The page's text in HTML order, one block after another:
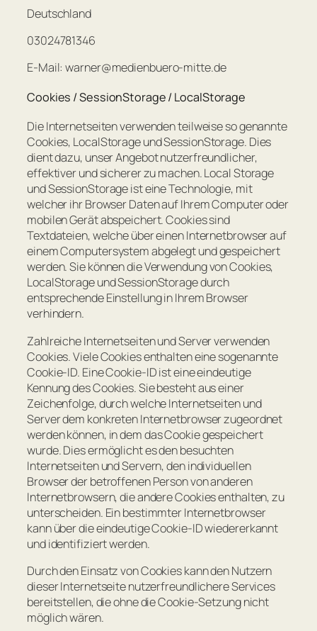
Deutschland
03024781346
E-Mail:warner@medienbuero-mitte.de
Cookies / SessionStorage / LocalStorage
Die Internetseiten verwenden teilweise so genannte
Cookies, LocalStorage und SessionStorage. Dies
dient dazu, unser Angebot nutzerfreundlicher,
effektiver und sicherer zu machen. Local Storage
und SessionStorage ist eine Technologie, mit
welcher ihr Browser Daten auf Ihrem Computer oder
mobilen Gerät abspeichert. Cookies sind
Textdateien, welche über einen Internetbrowser auf
einem Computersystem abgelegt und gespeichert
werden. Sie können die Verwendung von Cookies,
LocalStorage und SessionStorage durch
entsprechende Einstellung in Ihrem Browser
verhindern.
Zahlreiche Internetseiten und Server verwenden
Cookies. Viele Cookies enthalten eine sogenannte
Cookie-ID. Eine Cookie-ID ist eine eindeutige
Kennung des Cookies. Sie besteht aus einer
Zeichenfolge, durch welche Internetseiten und
Server dem konkreten Internetbrowser zugeordnet
werden können, in dem das Cookie gespeichert
wurde. Dies ermöglicht es den besuchten
Internetseiten und Servern, den individuellen
Browser der betroffenen Person von anderen
Internetbrowsern, die andere Cookies enthalten, zu
unterscheiden. Ein bestimmter Internetbrowser
kann über die eindeutige Cookie-ID wiedererkannt
und identifiziert werden.
Durch den Einsatz von Cookies kann den Nutzern
dieser Internetseite nutzerfreundlichere Services
bereitstellen, die ohne die Cookie-Setzung nicht
möglich wären.